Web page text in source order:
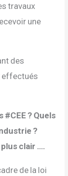
travaux
une
des
effectués
? Quels
?
clair ….
de la loi